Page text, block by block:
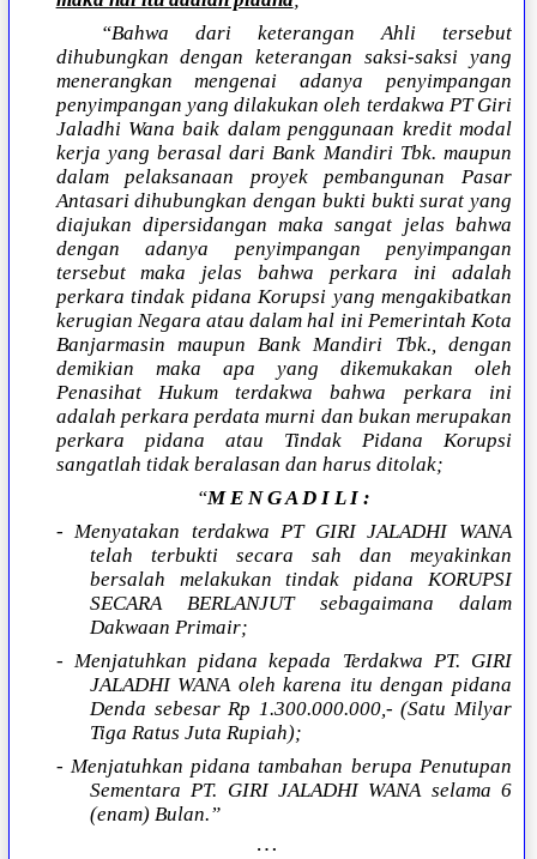
“Bahwa dari keterangan Ahli tersebut
dihubungkan dengan keterangan saksi-saksi yang
menerangkan mengenai adanya penyimpangan
penyimpangan yang dilakukan oleh terdakwa PT Giri
Jaladhi Wana baik dalam penggunaan kredit modal
kerja yang berasal dari Bank Mandiri Tbk. maupun
dalam pelaksanaan proyek pembangunan Pasar
Antasari dihubungkan dengan bukti bukti surat yang
diajukan dipersidangan maka sangat jelas bahwa
dengan adanya penyimpangan penyimpangan
tersebut maka jelas bahwa perkara ini adalah
perkara tindak pidana Korupsi yang mengakibatkan
kerugian Negara atau dalam hal ini Pemerintah Kota
Banjarmasin maupun Bank Mandiri Tbk., dengan
demikian maka apa yang dikemukakan oleh
Penasihat Hukum terdakwa bahwa perkara ini
adalah perkara perdata murni dan bukan merupakan
perkara pidana atau Tindak Pidana Korupsi
sangatlah tidak beralasan dan harus ditolak;
“M E N G A D I L I :
- Menyatakan terdakwa PT GIRI JALADHI WANA
telah terbukti secara sah dan meyakinkan
bersalah melakukan tindak pidana KORUPSI
SECARA BERLANJUT sebagaimana dalam
Dakwaan Primair;
- Menjatuhkan pidana kepada Terdakwa PT. GIRI
JALADHI WANA oleh karena itu dengan pidana
Denda sebesar Rp 1.300.000.000,- (Satu Milyar
Tiga Ratus Juta Rupiah);
- Menjatuhkan pidana tambahan berupa Penutupan
Sementara PT. GIRI JALADHI WANA selama 6
(enam) Bulan.”
…